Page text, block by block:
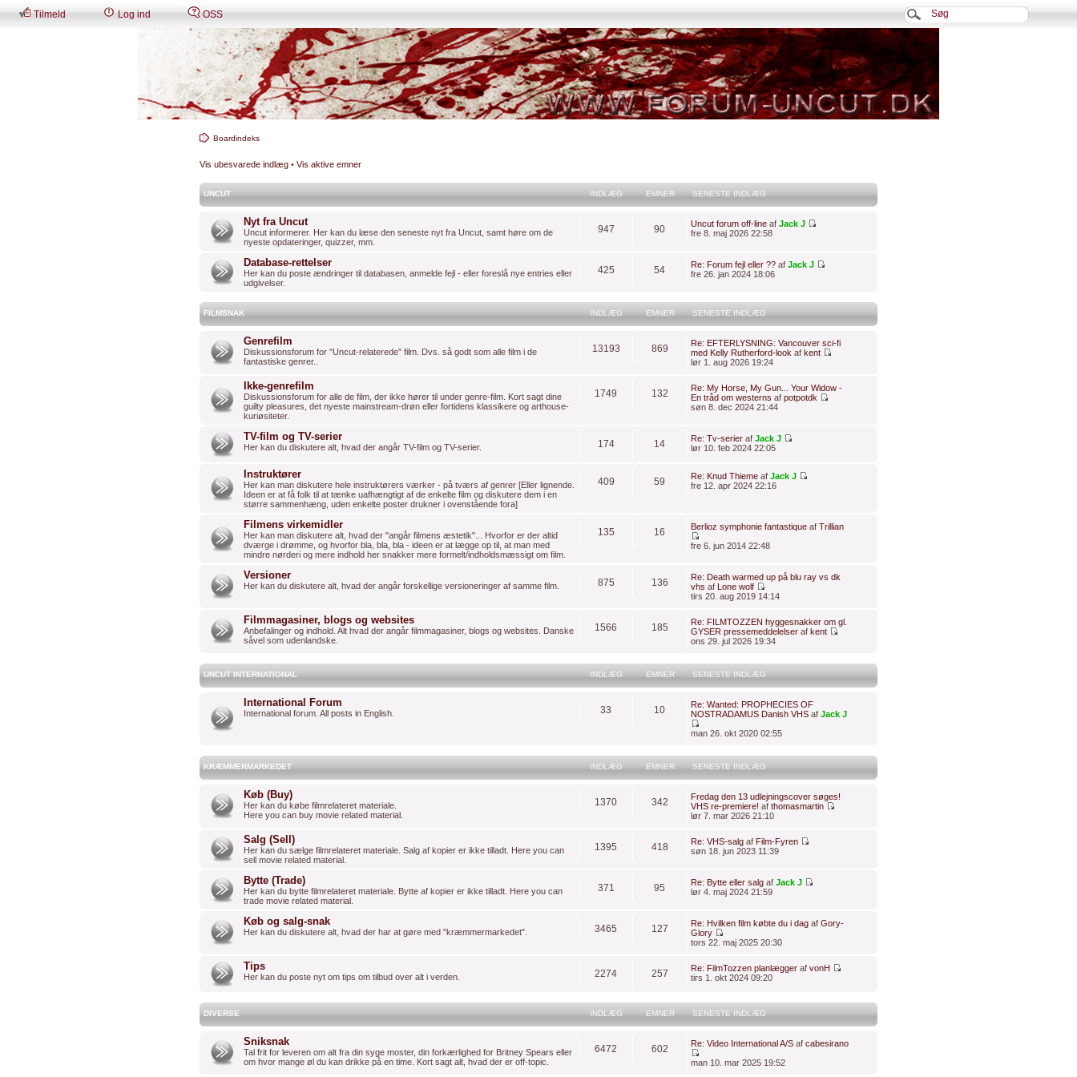
Tilmeld Log ind OSS
Boardindeks
Vis ubesvarede indlæg • Vis aktive emner
UNCUT INDLÆG EMNER SENESTE INDLÆG
Nyt fra Uncut
Uncut informerer. Her kan du læse den seneste nyt fra Uncut, samt høre om de
nyeste opdateringer, quizzer, mm.
947 90 Uncut forum off-line afJack J
fre 8. maj 2026 22:58
Database-rettelser
Her kan du poste ændringer til databasen, anmelde fejl - eller foreslå nye entries eller
udgivelser.
425 54 Re: Forum fejl eller ?? afJack J
fre 26. jan 2024 18:06
FILMSNAK INDLÆG EMNER SENESTE INDLÆG
Genrefilm
Diskussionsforum for "Uncut-relaterede" film. Dvs. så godt som alle film i de
fantastiske genrer..
13193 869
Re: EFTERLYSNING: Vancouver sci-fi
med Kelly Rutherford-look afkent
lør 1. aug 2026 19:24
Ikke-genrefilm
Diskussionsforum for alle de film, der ikke hører til under genre-film. Kort sagt dine
guilty pleasures, det nyeste mainstream-drøn eller fortidens klassikere og arthouse-
kuriøsiteter.
1749 132
Re: My Horse, My Gun... Your Widow -
En tråd om westerns afpotpotdk
søn 8. dec 2024 21:44
TV-film og TV-serier
Her kan du diskutere alt, hvad der angår TV-film og TV-serier. 174 14 Re: Tv-serier afJack J
lør 10. feb 2024 22:05
Instruktører
Her kan man diskutere hele instruktørers værker - på tværs af genrer [Eller lignende.
Ideen er at få folk til at tænke uafhængtigt af de enkelte film og diskutere dem i en
større sammenhæng, uden enkelte poster drukner i ovenstående fora]
409 59 Re: Knud Thieme afJack J
fre 12. apr 2024 22:16
Filmens virkemidler
Her kan man diskutere alt, hvad der "angår filmens æstetik"... Hvorfor er der altid
dværge i drømme, og hvorfor bla, bla, bla - ideen er at lægge op til, at man med
mindre nørderi og mere indhold her snakker mere formelt/indholdsmæssigt om film.
135 16 Berlioz symphonie fantastique afTrillian
fre 6. jun 2014 22:48
Versioner
Her kan du diskutere alt, hvad der angår forskellige versioneringer af samme film. 875 136
Re: Death warmed up på blu ray vs dk
vhs af Lone wolf
tirs 20. aug 2019 14:14
Filmmagasiner, blogs og websites
Anbefalinger og indhold. Alt hvad der angår filmmagasiner, blogs og websites. Danske
såvel som udenlandske.
1566 185
Re: FILMTOZZEN hyggesnakker om gl.
GYSER pressemeddelelser afkent
ons 29. jul 2026 19:34
UNCUT INTERNATIONAL INDLÆG EMNER SENESTE INDLÆG
International Forum
International forum. All posts in English. 33 10
Re: Wanted: PROPHECIES OF
NOSTRADAMUS Danish VHS afJack J
man 26. okt 2020 02:55
KRÆMMERMARKEDET INDLÆG EMNER SENESTE INDLÆG
Køb (Buy)
Her kan du købe filmrelateret materiale.
Here you can buy movie related material.
1370 342
Fredag den 13 udlejningscover søges!
VHS re-premiere! afthomasmartin
lør 7. mar 2026 21:10
Salg (Sell)
Her kan du sælge filmrelateret materiale. Salg af kopier er ikke tilladt. Here you can
sell movie related material.
1395 418 Re: VHS-salg af Film-Fyren
søn 18. jun 2023 11:39
Bytte (Trade)
Her kan du bytte filmrelateret materiale. Bytte af kopier er ikke tilladt. Here you can
trade movie related material.
371 95 Re: Bytte eller salg afJack J
lør 4. maj 2024 21:59
Køb og salg-snak
Her kan du diskutere alt, hvad der har at gøre med "kræmmermarkedet". 3465 127 Re: Hvilken film købte du i dag afGory-
Glory
tors 22. maj 2025 20:30
Tips
Her kan du poste nyt om tips om tilbud over alt i verden. 2274 257 Re: FilmTozzen planlægger afvonH
tirs 1. okt 2024 09:20
DIVERSE INDLÆG EMNER SENESTE INDLÆG
Sniksnak
Tal frit for leveren om alt fra din syge moster, din forkærlighed for Britney Spears eller
om hvor mange øl du kan drikke på en time. Kort sagt alt, hvad der er off-topic.
6472 602 Re: Video International A/S afcabesirano
man 10. mar 2025 19:52